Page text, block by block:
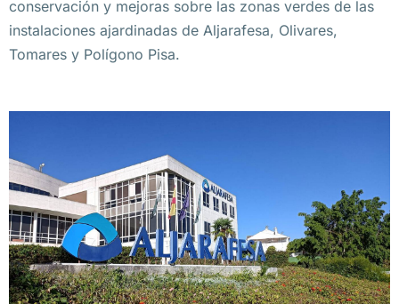
conservación y mejoras sobre las zonas verdes de las
instalaciones ajardinadas de Aljarafesa, Olivares,
Tomares y Polígono Pisa.